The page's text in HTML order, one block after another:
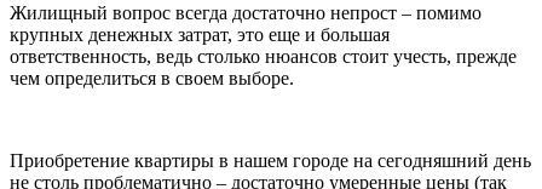
Жилищный вопрос всегда достаточно непрост – помимо
крупных денежных затрат, это еще и большая
ответственность, ведь столько нюансов стоит учесть, прежде
чем определиться в своем выборе.
Приобретение квартиры в нашем городе на сегодняшний день
не столь проблематично – достаточно умеренные цены (так